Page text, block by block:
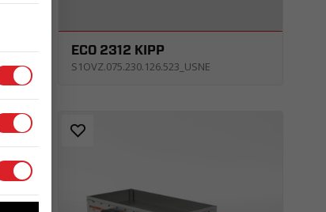
ECO 2312 KIPP
S1OVZ.075.230.126.523_USNE